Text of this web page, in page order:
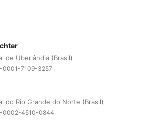
de Uberlândia (Brasil)
0001-7109-3257
do Rio Grande do Norte (Brasil)
0002-4510-0844